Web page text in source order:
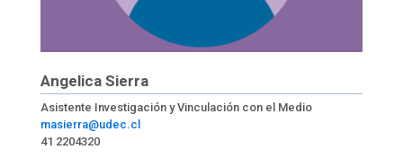
Angelica Sierra
Asistente Investigación y Vinculación con el Medio
masierra@udec.cl
41 2204320